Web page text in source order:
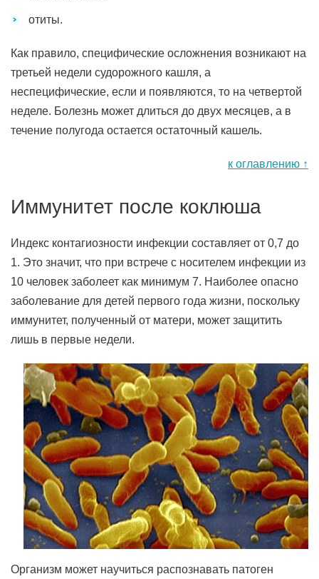
отиты.
Как правило, специфические осложнения возникают на
третьей недели судорожного кашля, а
неспецифические, если и появляются, то на четвертой
неделе. Болезнь может длиться до двух месяцев, а в
течение полугода остается остаточный кашель.
к оглавлению ↑
Иммунитет после коклюша
Индекс контагиозности инфекции составляет от 0,7 до
1. Это значит, что при встрече с носителем инфекции из
10 человек заболеет как минимум 7. Наиболее опасно
заболевание для детей первого года жизни, поскольку
иммунитет, полученный от матери, может защитить
лишь в первые недели.
Организм может научиться распознавать патоген